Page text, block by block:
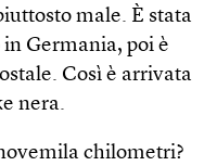
male. È stata
Germania, poi è
Così è arrivata
nera.
chilometri?